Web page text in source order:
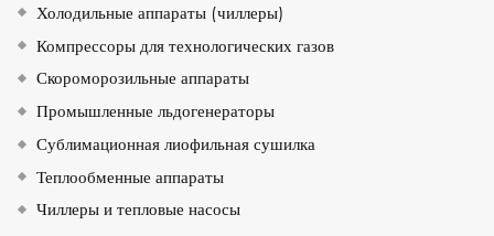
Холодильные аппараты (чиллеры)
Компрессоры для технологических газов
Скороморозильные аппараты
Промышленные льдогенераторы
Сублимационная лиофильная сушилка
Теплообменные аппараты
Чиллеры и тепловые насосы